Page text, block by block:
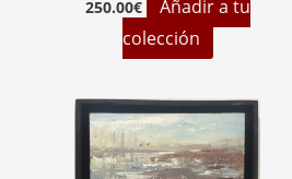
250.00€
Añadir a tu
colección